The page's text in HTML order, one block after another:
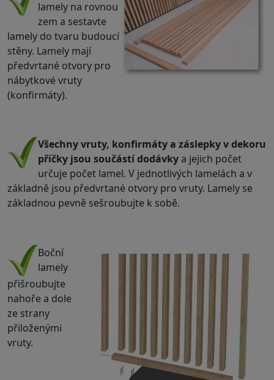
lamely na rovnou
zem a sestavte
lamely do tvaru budoucí
stěny. Lamely mají
předvrtané otvory pro
nábytkové vruty
(konfirmáty).
Všechny vruty, konfirmáty a záslepky v dekoru
příčky jsou součástí dodávky a jejich počet
určuje počet lamel. V jednotlivých lamelách a v
základně jsou předvrtané otvory pro vruty. Lamely se
základnou pevně sešroubujte k sobě.
Boční
lamely
přišroubujte
nahoře a dole
ze strany
přiloženými
vruty.